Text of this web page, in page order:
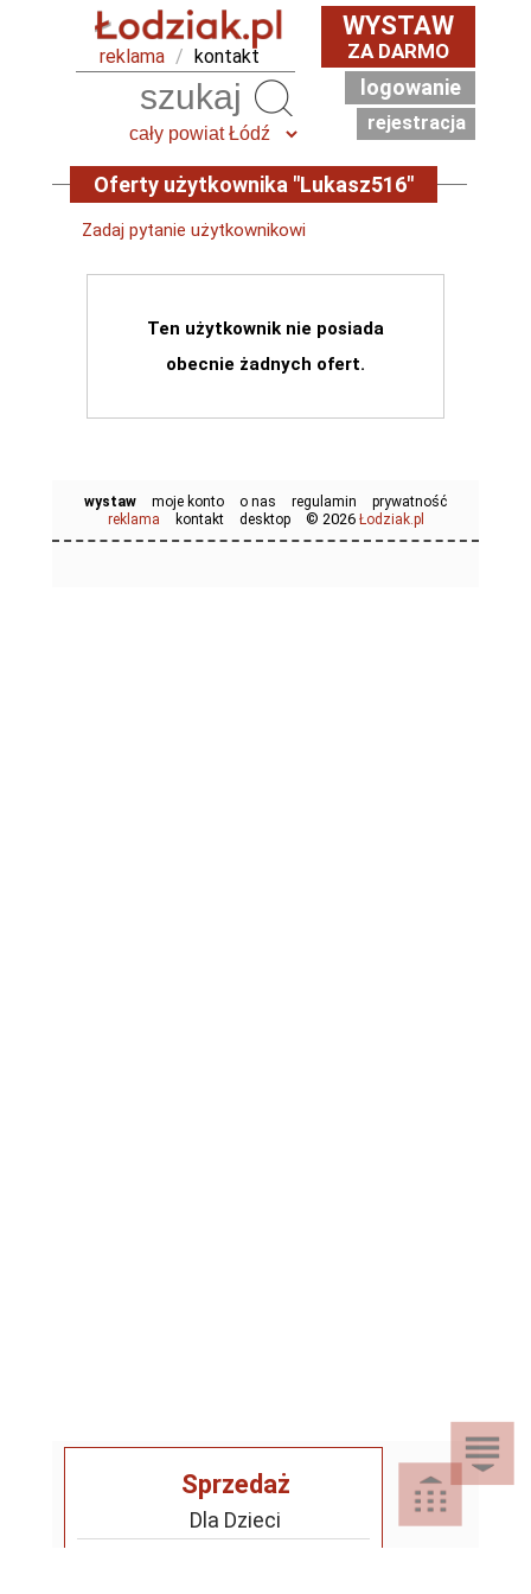
reklama / kontakt
WYSTAW
ZA DARMO
logowanie
rejestracja
Oferty użytkownika "Lukasz516"
Zadaj pytanie użytkownikowi
Ten użytkownik nie posiada
obecnie żadnych ofert.
wystaw moje konto o nas regulamin
prywatność
reklama
kontakt desktop © 2026 Łodziak.pl
Sprzedaż
Dla Dzieci